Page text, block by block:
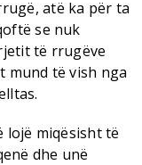
atë ka për ta
se nuk
të rrugëve
mund të vish nga
lojë miqësisht të
dhe unë